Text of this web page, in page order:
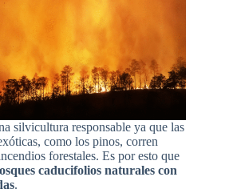
silvicultura responsable ya que las
como los pinos, corren
forestales. Es por esto que
caducifolios naturales con
.